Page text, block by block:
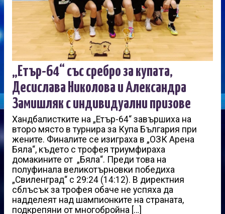
„Етър-64“ със сребро за купата,
Десислава Николова и Александра
Замишляк с индивидуални призове
Хандбалистките на „Етър-64“ завършиха на
второ място в турнира за Купа България при
жените. Финалите се изиграха в „ОЗК Арена
Бяла“, където с трофея триумфираха
домакините от „Бяла“. Преди това на
полуфинала великотърновки победиха
„Свиленград“ с 29:24 (14:12). В директния
сблъсък за трофея обаче не успяха да
надделеят над шампионките на страната,
подкрепяни от многобройна […]